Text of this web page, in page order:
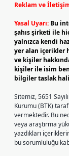
Reklam ve
Yasal Uyarı: Bu
şahıs şirketi ile
yalnızca kendi
yer alan içerikler
ve kişiler
kişiler ile isim
bilgiler taslak
Sitemiz, 5651
Kurumu (BTK)
vermektedir. Bu
veya araştırma
yazdıkları
bu sorumluluğu